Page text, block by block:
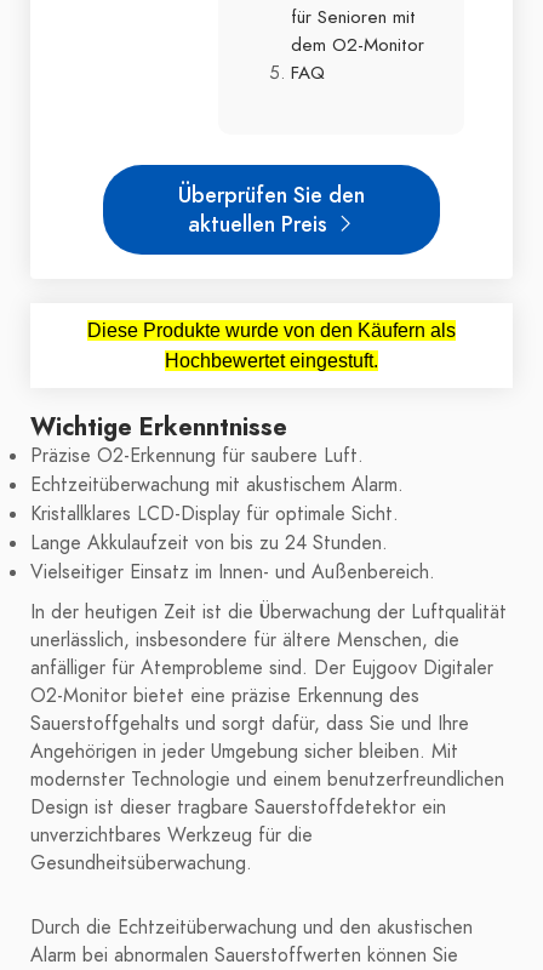
für Senioren mit
dem O2-Monitor
FAQ
Überprüfen Sie den
aktuellen Preis
Diese Produkte wurde von den Käufern als
Hochbewertet eingestuft.
Wichtige Erkenntnisse
Präzise O2-Erkennung für saubere Luft.
Echtzeitüberwachung mit akustischem Alarm.
Kristallklares LCD-Display für optimale Sicht.
Lange Akkulaufzeit von bis zu 24 Stunden.
Vielseitiger Einsatz im Innen- und Außenbereich.
In der heutigen Zeit ist die Überwachung der Luftqualität
unerlässlich, insbesondere für ältere Menschen, die
anfälliger für Atemprobleme sind. Der Eujgoov Digitaler
O2-Monitor bietet eine präzise Erkennung des
Sauerstoffgehalts und sorgt dafür, dass Sie und Ihre
Angehörigen in jeder Umgebung sicher bleiben. Mit
modernster Technologie und einem benutzerfreundlichen
Design ist dieser tragbare Sauerstoffdetektor ein
unverzichtbares Werkzeug für die
Gesundheitsüberwachung.
Durch die Echtzeitüberwachung und den akustischen
Alarm bei abnormalen Sauerstoffwerten können Sie